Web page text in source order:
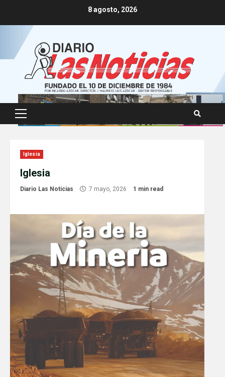
8 agosto, 2026
Primary
Menu
Iglesia
Iglesia
Diario Las Noticias 7 mayo, 2026 1 min read